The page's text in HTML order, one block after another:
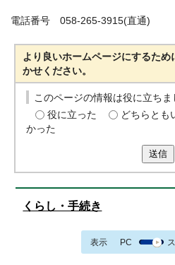
電話番号 058-265-3915(直通)
より良いホームページにするた
かせください。
このページの情報は役に立ちま
役に立った
どちらとも
かった
送信
くらし・手続き
表示 PC